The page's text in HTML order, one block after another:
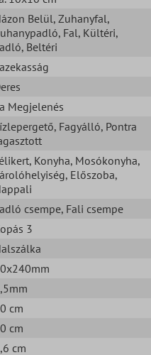
Belül, Zuhanyfal,
, Fal, Kültéri,
, Beltéri
Megjelenés
, Fagyálló, Pontra
, Konyha, Mosókonyha,
, Előszoba,
csempe, Fali csempe
3
cm
cm
cm